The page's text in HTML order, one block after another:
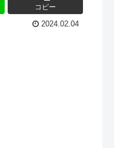
コピー
2024.02.04